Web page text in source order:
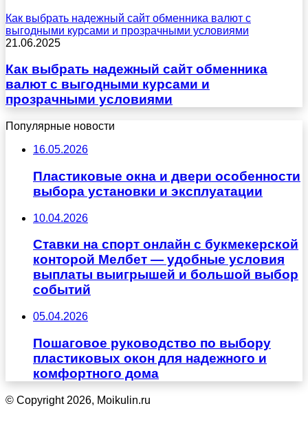
Как выбрать надежный сайт обменника валют с
выгодными курсами и прозрачными условиями
21.06.2025
Как выбрать надежный сайт обменника
валют с выгодными курсами и
прозрачными условиями
Популярные новости
16.05.2026
Пластиковые окна и двери особенности
выбора установки и эксплуатации
10.04.2026
Ставки на спорт онлайн с букмекерской
конторой Мелбет — удобные условия
выплаты выигрышей и большой выбор
событий
05.04.2026
Пошаговое руководство по выбору
пластиковых окон для надежного и
комфортного дома
© Copyright 2026, Moikulin.ru